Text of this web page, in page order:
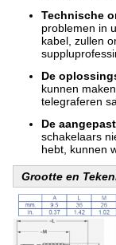
Technische
problemen in
kabel, zullen
De
kunnen
telegraferen
De
schakelaars
hebt, kunnen
Grootte en